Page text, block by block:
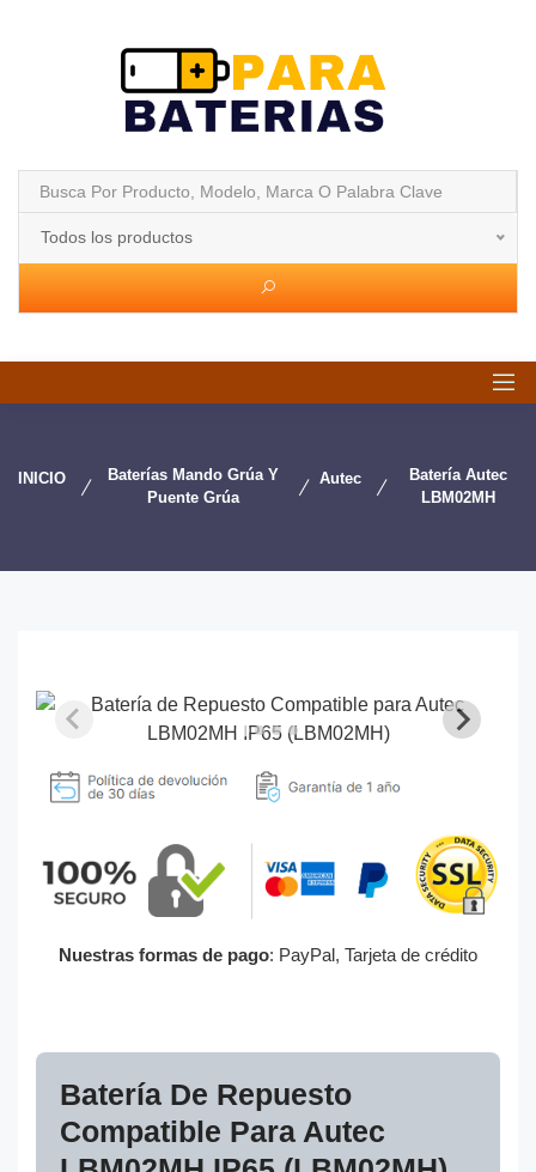
Todos los productos
INICIO
Baterías Mando Grúa Y
Puente Grúa
Autec
Batería Autec
LBM02MH
Nuestras formas de pago: PayPal, Tarjeta de crédito
Batería De Repuesto
Compatible Para Autec